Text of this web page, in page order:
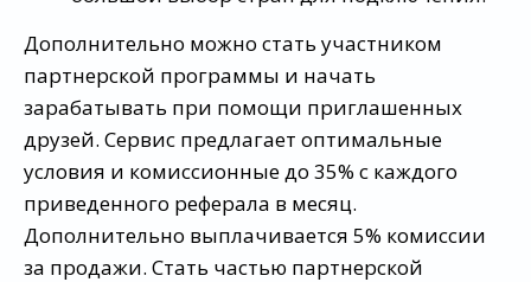
Дополнительно можно стать участником
партнерской программы и начать
зарабатывать при помощи приглашенных
друзей. Сервис предлагает оптимальные
условия и комиссионные до 35% с каждого
приведенного реферала в месяц.
Дополнительно выплачивается 5% комиссии
за продажи. Стать частью партнерской